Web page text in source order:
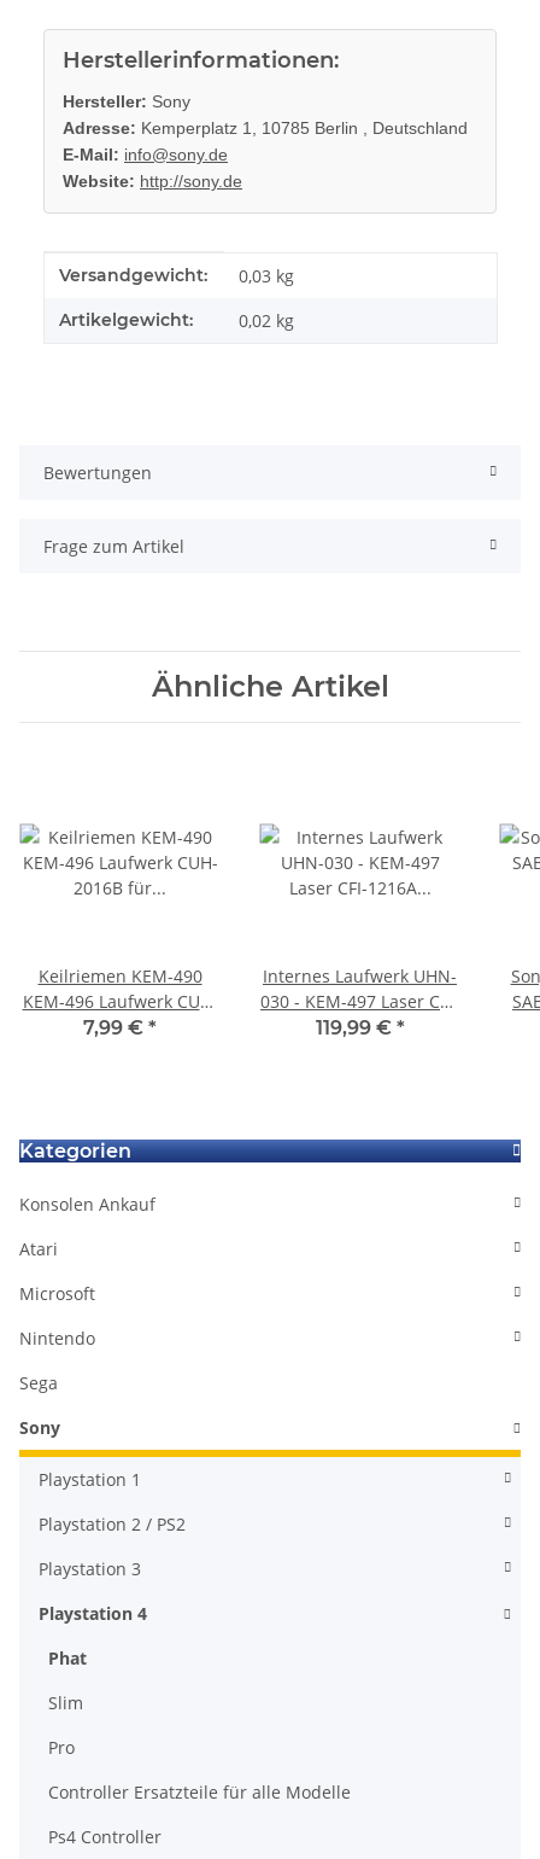
Herstellerinformationen:
Hersteller: Sony
Adresse: Kemperplatz 1, 10785 Berlin , Deutschland
E-Mail: info@sony.de
Website: http://sony.de
Produkteigenschaft
Wert
Versandgewicht: 0,03 kg
Artikelgewicht: 0,02 kg
Bewertungen
Frage zum Artikel
Ähnliche Artikel
Keilriemen KEM-490
KEM-496 Laufwerk CUH-
2016B für Playstation 4
7,99 € *
Internes Laufwerk UHN-
030 - KEM-497 Laser CFI-
1216A für Sony
119,99 € *
Kategorien
Konsolen Ankauf
Atari
Microsoft
Nintendo
Sega
Sony
Playstation 1
Playstation 2 / PS2
Playstation 3
Playstation 4
Phat
Slim
Pro
Controller Ersatzteile für alle Modelle
Ps4 Controller